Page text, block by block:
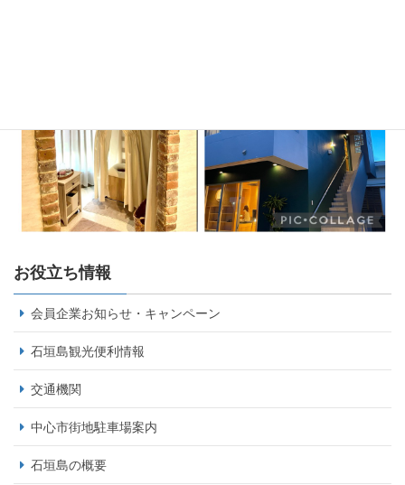
お役立ち情報
会員企業お知らせ・キャンペーン
石垣島観光便利情報
交通機関
中心市街地駐車場案内
石垣島の概要